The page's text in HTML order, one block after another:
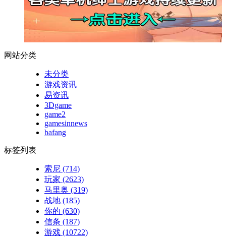
网站分类
未分类
游戏资讯
易资讯
3Dgame
game2
gamesinnews
bafang
标签列表
索尼 (714)
玩家 (2623)
马里奥 (319)
战地 (185)
你的 (630)
信条 (187)
游戏 (10722)